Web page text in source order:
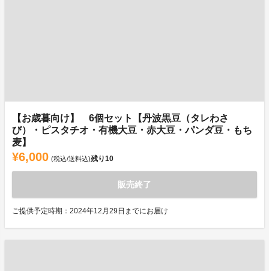
【お歳暮向け】 6個セット【丹波黒豆（タレわさ
び）・ピスタチオ・有機大豆・赤大豆・パンダ豆・もち
麦】
¥6,000 (税込/送料込)残り10
販売終了
ご提供予定時期：2024年12月29日までにお届け